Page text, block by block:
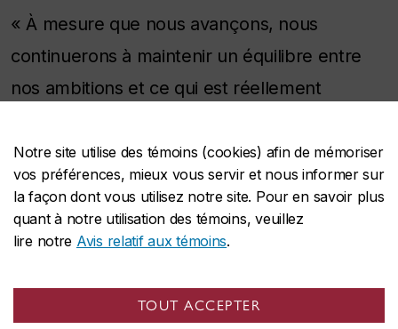
Notre site utilise des témoins (cookies) afin de mémoriser
vos préférences, mieux vous servir et nous informer sur
la façon dont vous utilisez notre site. Pour en savoir plus
quant à notre utilisation des témoins, veuillez
lire notre Avis relatif aux témoins.
TOUT ACCEPTER
« À mesure que nous avançons, nous
continuerons à maintenir un équilibre entre
nos ambitions et ce qui est réellement
et à nous concentrer sur les domaines où la
technologie est la plus profitable au sein de
notre communauté », ajoute M. Delisle.
technologie puisse continuer à soutenir notre